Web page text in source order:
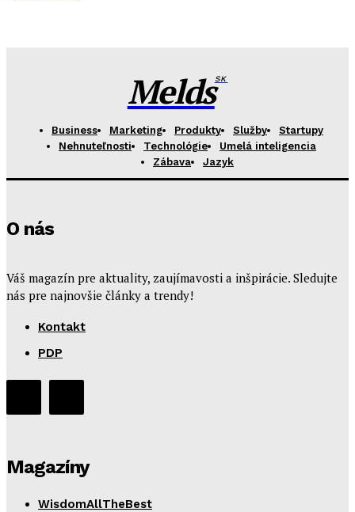
MeldsSK
Business Marketing Produkty Služby
Startupy
Nehnuteľnosti
Technológie
Umelá inteligencia
Zábava
Jazyk
O nás
Váš magazín pre aktuality, zaujímavosti a inšpirácie. Sledujte
nás pre najnovšie články a trendy!
Kontakt
PDP
Magazíny
WisdomAllTheBest